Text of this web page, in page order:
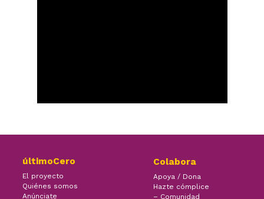
últimoCero
El proyecto
Quiénes somos
Anúnciate
Colabora
Apoya / Dona
Hazte cómplice
– Comunidad